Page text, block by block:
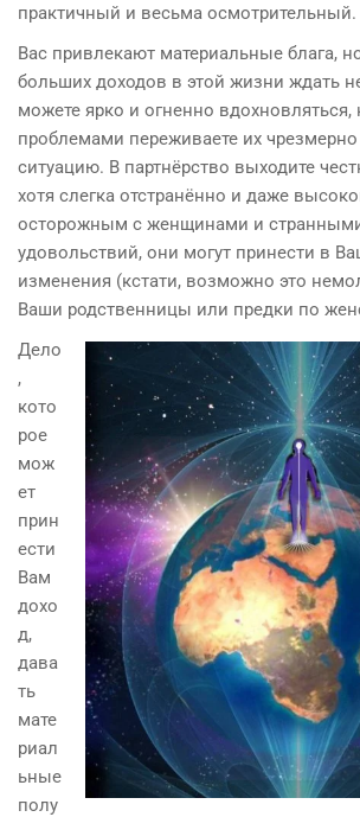
практичный и весьма осмотрительный.
Вас привлекают материальные блага,
больших доходов в этой жизни ждать
можете ярко и огненно вдохновляться,
проблемами переживаете их
ситуацию. В партнёрство выходите
хотя слегка отстранённо и даже
осторожным с женщинами и
удовольствий, они могут принести в
изменения (кстати, возможно это
Ваши родственницы или предки по
Дело
,
кото
рое
мож
ет
прин
ести
Вам
дохо
д,
дава
ть
мате
риал
ьные
полу